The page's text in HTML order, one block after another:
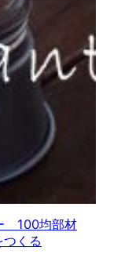
100均部材
くる